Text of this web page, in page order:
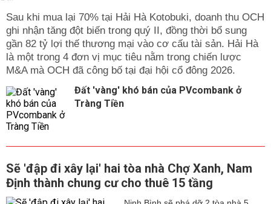
Sau khi mua lại 70% tại Hải Hà Kotobuki, doanh thu OCH
ghi nhận tăng đột biến trong quý II, đồng thời bổ sung
gần 82 tỷ lợi thế thương mại vào cơ cấu tài sản. Hải Hà
là một trong 4 đơn vị mục tiêu nằm trong chiến lược
M&A mà OCH đã công bố tại đại hội cổ đông 2026.
Đất 'vàng' khó bán của PVcombank ở
Tràng Tiền
Sẽ 'đập đi xây lại' hai tòa nhà Chợ Xanh, Nam
Định thành chung cư cho thuê 15 tầng